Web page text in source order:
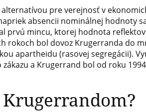
pre verejnosť v
absencii nominálnej hodnoty
prvú mincu, ktorej hodnota
rokoch bol dovoz Krugerranda do
apartheidu (rasovej segregácii).
a Krugerrand bol od roku